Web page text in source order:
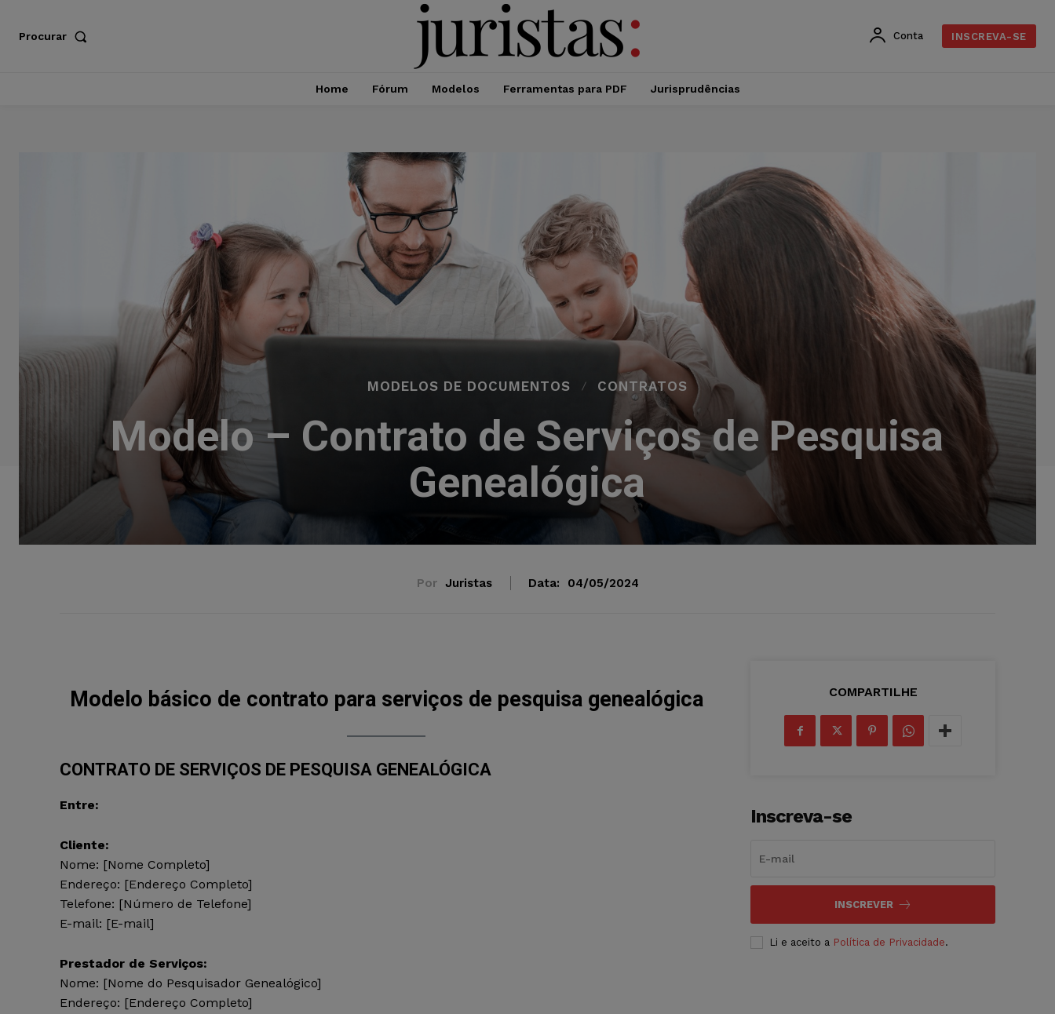
Procurar Conta INSCREVA-SE
Home Fórum Modelos Ferramentas para PDF Jurisprudências
MODELOS DE DOCUMENTOS CONTRATOS
Modelo – Contrato de Serviços de Pesquisa
Genealógica
Por Juristas Data: 04/05/2024
Modelo básico de contrato para serviços de pesquisa genealógica
CONTRATO DE SERVIÇOS DE PESQUISA GENEALÓGICA
Entre:
Cliente:
Nome: [Nome Completo]
Endereço: [Endereço Completo]
Telefone: [Número de Telefone]
E-mail: [E-mail]
Prestador de Serviços:
Nome: [Nome do Pesquisador Genealógico]
Endereço: [Endereço Completo]
COMPARTILHE
Inscreva-se
INSCREVER
Li e aceito a Política de Privacidade.